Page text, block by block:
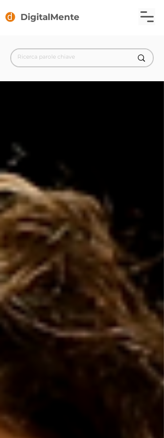
DigitalMente